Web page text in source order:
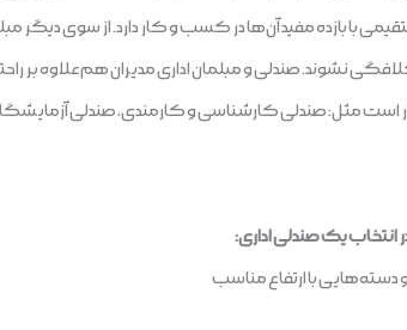
با بازده مفید آن‌ها در کسب و کار دارد. از سوی
نشوند. صندلی و مبلمان اداری مدیران هم علاوه بر
است مثل: صندلی کارشناسی و کارمندی، صندلی
انتخاب یک صندلی اداری:
دسته‌هایی با ارتفاع مناسب